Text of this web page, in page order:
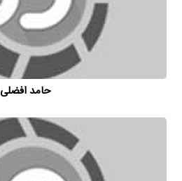
حامد افضلی